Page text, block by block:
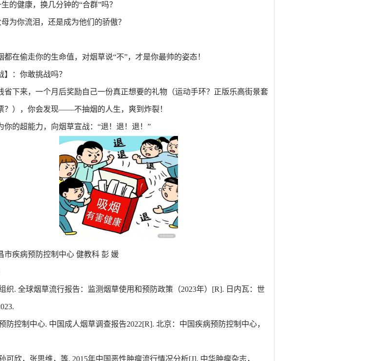
生的健康，换几分钟的“合群”吗？
为你流泪，还是成为他们的骄傲？
都在偷走你的生命值，对烟草说“不”，才是你最帅的姿态！
】 ：你敢挑战吗？
省下来，一个月后奖励自己一份真正想要的礼物（运动手环？正版乐高街景套
？），你会发现——‌不抽烟的人生，爽到炸裂！
你的超能力，向烟草宣战：“退！退！退！”
市疾病预防控制中心 健教科 彭 媛
织. 全球烟草流行报告：监测烟草使用和预防政策（2023年）[R]. 日内瓦：世
防控制中心. 中国成人烟草调查报告2022[R]. 北京：中国疾病预防控制中心，
可欣，张思维，等. 2015年中国恶性肿瘤流行情况分析[J]. 中华肿瘤杂志，